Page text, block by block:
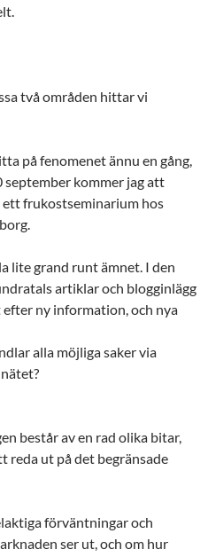
två områden hittar vi
på fenomenet ännu en gång,
september kommer jag att
frukostseminarium hos
lite grand runt ämnet. I den
artiklar och blogginlägg
ny information, och nya
alla möjliga saker via
består av en rad olika bitar,
reda ut på det begränsade
förväntningar och
ser ut, och om hur